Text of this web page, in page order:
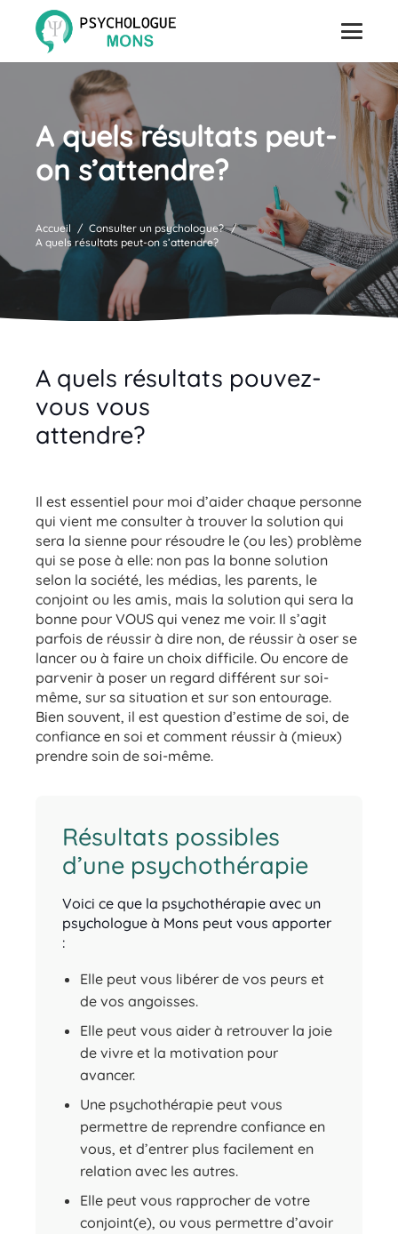
A quels résultats peut-
on s’attendre?
Accueil / Consulter un psychologue? /
A quels résultats peut-on s’attendre?
A quels résultats pouvez-
vous vous
attendre?
Il est essentiel pour moi d’aider chaque personne
qui vient me consulter à trouver la solution qui
sera la sienne pour résoudre le (ou les) problème
qui se pose à elle: non pas la bonne solution
selon la société, les médias, les parents, le
conjoint ou les amis, mais la solution qui sera la
bonne pour VOUS qui venez me voir. Il s’agit
parfois de réussir à dire non, de réussir à oser se
lancer ou à faire un choix difficile. Ou encore de
parvenir à poser un regard différent sur soi-
même, sur sa situation et sur son entourage.
Bien souvent, il est question d’estime de soi, de
confiance en soi et comment réussir à (mieux)
prendre soin de soi-même.
Résultats possibles
d’une psychothérapie
Voici ce que la psychothérapie avec un
psychologue à Mons peut vous apporter
:
Elle peut vous libérer de vos peurs et
de vos angoisses.
Elle peut vous aider à retrouver la joie
de vivre et la motivation pour
avancer.
Une psychothérapie peut vous
permettre de reprendre confiance en
vous, et d’entrer plus facilement en
relation avec les autres.
Elle peut vous rapprocher de votre
conjoint(e), ou vous permettre d’avoir